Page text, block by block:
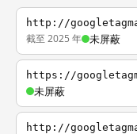
http://
截至 2025 年 未屏蔽
https://
未屏蔽
http://